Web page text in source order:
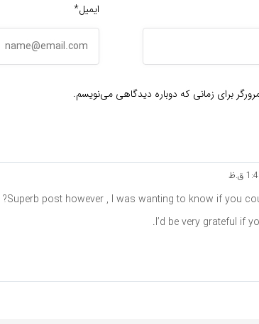
ایمیل*
برای زمانی که دوباره دیدگاهی می‌نویسم.
Superb post however , I was wanting to know if you
I’d be very grateful if